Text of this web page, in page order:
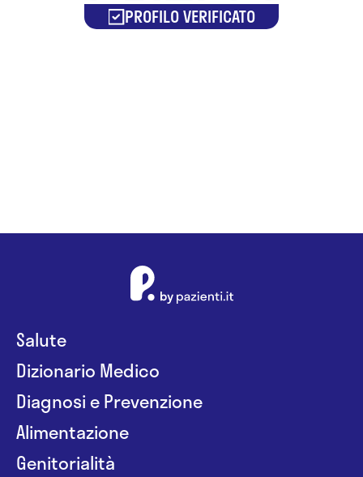
PROFILO VERIFICATO
Salute
Dizionario Medico
Diagnosi e Prevenzione
Alimentazione
Genitorialità